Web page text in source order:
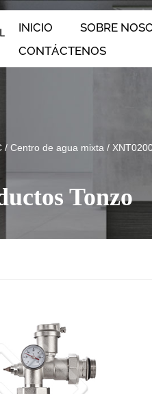
INICIO SOBRE
CONTÁCTENOS
/ Centro de agua mixta /
Tonzo